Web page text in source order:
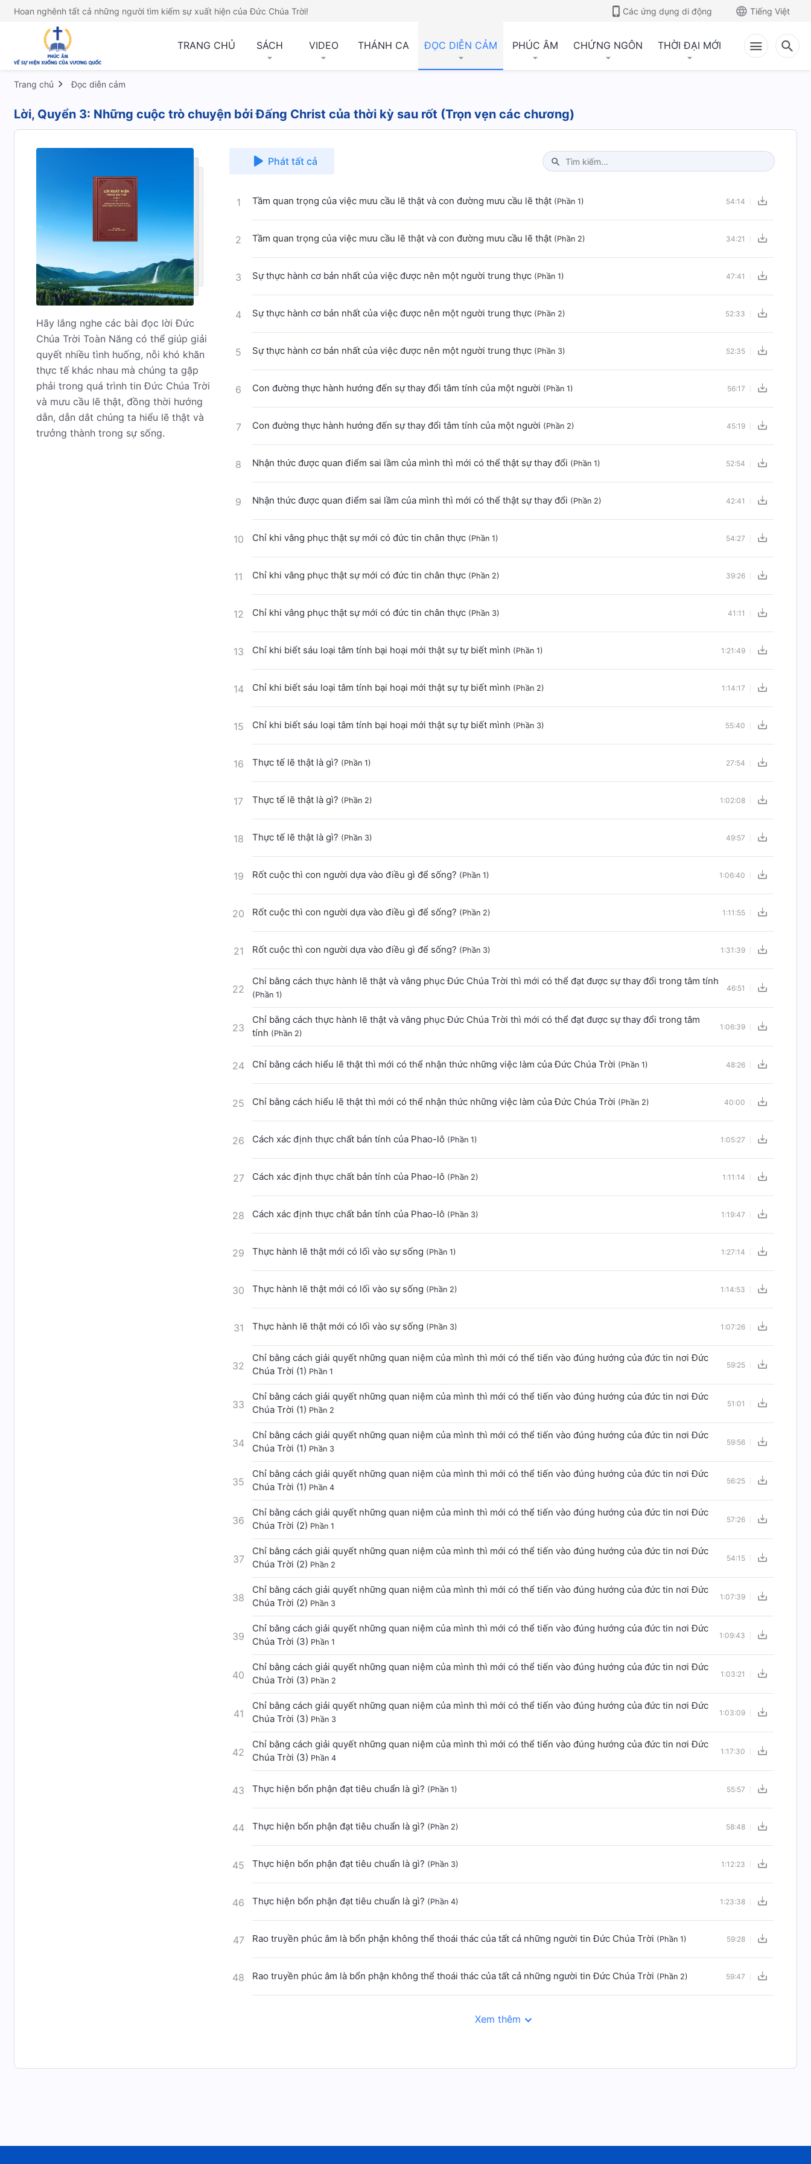
Hoan nghênh tất cả những người tìm kiếm sự xuất hiện của Đức Chúa Trời! Các ứng dụng di động Tiếng Việt
TRANG CHỦ SÁCH VIDEO THÁNH CA ĐỌC DIỄN CẢM PHÚC ÂM CHỨNG NGÔN THỜI ĐẠI MỚI
Trang chủ Đọc diễn cảm
Lời, Quyển 3: Những cuộc trò chuyện bởi Đấng Christ của thời kỳ sau rốt (Trọn vẹn các chương)
Hãy lắng nghe các bài đọc lời Đức
Chúa Trời Toàn Năng có thể giúp giải
quyết nhiều tình huống, nỗi khó khăn
thực tế khác nhau mà chúng ta gặp
phải trong quá trình tin Đức Chúa Trời
và mưu cầu lẽ thật, đồng thời hướng
dẫn, dẫn dắt chúng ta hiểu lẽ thật và
trưởng thành trong sự sống.
Phát tất cả
Type 1 or more characters for results.
1 Tầm quan trọng của việc mưu cầu lẽ thật và con đường mưu cầu lẽ thật (Phần 1) 54:14
2 Tầm quan trọng của việc mưu cầu lẽ thật và con đường mưu cầu lẽ thật (Phần 2) 34:21
3 Sự thực hành cơ bản nhất của việc được nên một người trung thực (Phần 1) 47:41
4 Sự thực hành cơ bản nhất của việc được nên một người trung thực (Phần 2) 52:33
5 Sự thực hành cơ bản nhất của việc được nên một người trung thực (Phần 3) 52:35
6 Con đường thực hành hướng đến sự thay đổi tâm tính của một người (Phần 1) 56:17
7 Con đường thực hành hướng đến sự thay đổi tâm tính của một người (Phần 2) 45:19
8 Nhận thức được quan điểm sai lầm của mình thì mới có thể thật sự thay đổi (Phần 1) 52:54
9 Nhận thức được quan điểm sai lầm của mình thì mới có thể thật sự thay đổi (Phần 2) 42:41
10 Chỉ khi vâng phục thật sự mới có đức tin chân thực (Phần 1) 54:27
11 Chỉ khi vâng phục thật sự mới có đức tin chân thực (Phần 2) 39:26
12 Chỉ khi vâng phục thật sự mới có đức tin chân thực (Phần 3) 41:11
13 Chỉ khi biết sáu loại tâm tính bại hoại mới thật sự tự biết mình (Phần 1) 1:21:49
14 Chỉ khi biết sáu loại tâm tính bại hoại mới thật sự tự biết mình (Phần 2) 1:14:17
15 Chỉ khi biết sáu loại tâm tính bại hoại mới thật sự tự biết mình (Phần 3) 55:40
16 Thực tế lẽ thật là gì? (Phần 1) 27:54
17 Thực tế lẽ thật là gì? (Phần 2) 1:02:08
18 Thực tế lẽ thật là gì? (Phần 3) 49:57
19 Rốt cuộc thì con người dựa vào điều gì để sống? (Phần 1) 1:06:40
20 Rốt cuộc thì con người dựa vào điều gì để sống? (Phần 2) 1:11:55
21 Rốt cuộc thì con người dựa vào điều gì để sống? (Phần 3) 1:31:39
22
Chỉ bằng cách thực hành lẽ thật và vâng phục Đức Chúa Trời thì mới có thể đạt được sự thay đổi trong tâm tính
(Phần 1)
46:51
23
Chỉ bằng cách thực hành lẽ thật và vâng phục Đức Chúa Trời thì mới có thể đạt được sự thay đổi trong tâm
tính (Phần 2)
1:06:39
24 Chỉ bằng cách hiểu lẽ thật thì mới có thể nhận thức những việc làm của Đức Chúa Trời (Phần 1) 48:26
25 Chỉ bằng cách hiểu lẽ thật thì mới có thể nhận thức những việc làm của Đức Chúa Trời (Phần 2) 40:00
26 Cách xác định thực chất bản tính của Phao-lô (Phần 1) 1:05:27
27 Cách xác định thực chất bản tính của Phao-lô (Phần 2) 1:11:14
28 Cách xác định thực chất bản tính của Phao-lô (Phần 3) 1:19:47
29 Thực hành lẽ thật mới có lối vào sự sống (Phần 1) 1:27:14
30 Thực hành lẽ thật mới có lối vào sự sống (Phần 2) 1:14:53
31 Thực hành lẽ thật mới có lối vào sự sống (Phần 3) 1:07:26
32
Chỉ bằng cách giải quyết những quan niệm của mình thì mới có thể tiến vào đúng hướng của đức tin nơi Đức
Chúa Trời (1) Phần 1
59:25
33
Chỉ bằng cách giải quyết những quan niệm của mình thì mới có thể tiến vào đúng hướng của đức tin nơi Đức
Chúa Trời (1) Phần 2
51:01
34
Chỉ bằng cách giải quyết những quan niệm của mình thì mới có thể tiến vào đúng hướng của đức tin nơi Đức
Chúa Trời (1) Phần 3
59:56
35
Chỉ bằng cách giải quyết những quan niệm của mình thì mới có thể tiến vào đúng hướng của đức tin nơi Đức
Chúa Trời (1) Phần 4
56:25
36
Chỉ bằng cách giải quyết những quan niệm của mình thì mới có thể tiến vào đúng hướng của đức tin nơi Đức
Chúa Trời (2) Phần 1
57:26
37
Chỉ bằng cách giải quyết những quan niệm của mình thì mới có thể tiến vào đúng hướng của đức tin nơi Đức
Chúa Trời (2) Phần 2
54:15
38
Chỉ bằng cách giải quyết những quan niệm của mình thì mới có thể tiến vào đúng hướng của đức tin nơi Đức
Chúa Trời (2) Phần 3
1:07:39
39
Chỉ bằng cách giải quyết những quan niệm của mình thì mới có thể tiến vào đúng hướng của đức tin nơi Đức
Chúa Trời (3) Phần 1
1:09:43
40
Chỉ bằng cách giải quyết những quan niệm của mình thì mới có thể tiến vào đúng hướng của đức tin nơi Đức
Chúa Trời (3) Phần 2
1:03:21
41
Chỉ bằng cách giải quyết những quan niệm của mình thì mới có thể tiến vào đúng hướng của đức tin nơi Đức
Chúa Trời (3) Phần 3
1:03:09
42
Chỉ bằng cách giải quyết những quan niệm của mình thì mới có thể tiến vào đúng hướng của đức tin nơi Đức
Chúa Trời (3) Phần 4
1:17:30
43 Thực hiện bổn phận đạt tiêu chuẩn là gì? (Phần 1) 55:57
44 Thực hiện bổn phận đạt tiêu chuẩn là gì? (Phần 2) 58:48
45 Thực hiện bổn phận đạt tiêu chuẩn là gì? (Phần 3) 1:12:23
46 Thực hiện bổn phận đạt tiêu chuẩn là gì? (Phần 4) 1:23:38
47 Rao truyền phúc âm là bổn phận không thể thoái thác của tất cả những người tin Đức Chúa Trời (Phần 1) 59:28
48 Rao truyền phúc âm là bổn phận không thể thoái thác của tất cả những người tin Đức Chúa Trời (Phần 2) 59:47
Xem thêm